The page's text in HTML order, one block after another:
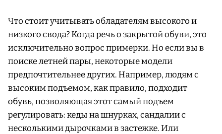
Что стоит учитывать обладателям высокого и
низкого свода? Когда речь о закрытой обуви, это
исключительно вопрос примерки. Но если вы в
поиске летней пары, некоторые модели
предпочтительнее других. Например, людям с
высоким подъемом, как правило, подходит
обувь, позволяющая этот самый подъем
регулировать: кеды на шнурках, сандалии с
несколькими дырочками в застежке. Или